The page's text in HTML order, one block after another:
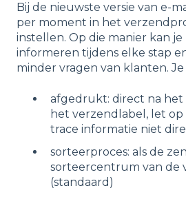
Bij de nieuwste versie van e-
per moment in het
instellen. Op die manier kan
informeren tijdens elke stap
minder vragen van klanten.
afgedrukt: direct na
het verzendlabel, let op
trace informatie niet
sorteerproces: als de
sorteercentrum van de
(standaard)